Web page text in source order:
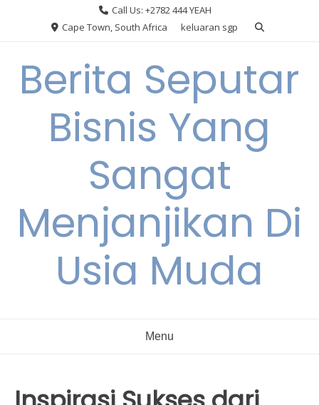
Call Us: +2782 444 YEAH
Cape Town, South Africa
keluaran sgp
Berita Seputar
Bisnis Yang
Sangat
Menjanjikan Di
Usia Muda
Menu